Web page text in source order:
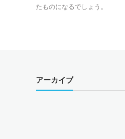
たものになるでしょう。
アーカイブ